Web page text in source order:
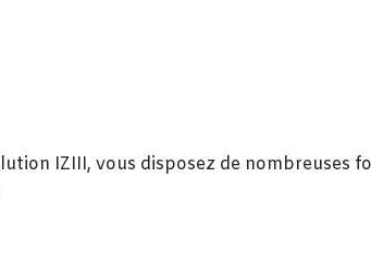
IZIII, vous disposez de nombreuses